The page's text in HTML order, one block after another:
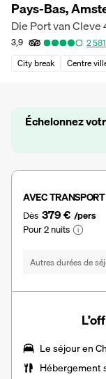
Pays-Bas,
Die Port van Cleve
3,9 2 581
City break
Centre
Échelonnez
AVEC TRANSPORT
Dès 379 € /pers
Pour 2 nuits
Autres durées de
Le séjour en
Hébergement